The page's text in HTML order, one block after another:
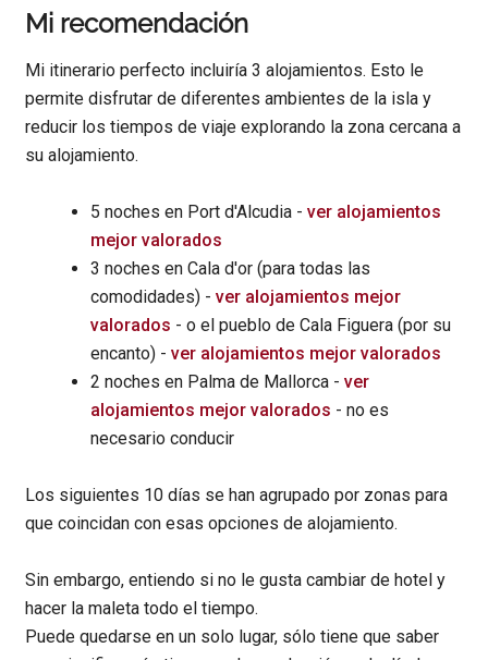
Mi recomendación
Mi itinerario perfecto incluiría 3 alojamientos. Esto le
permite disfrutar de diferentes ambientes de la isla y
reducir los tiempos de viaje explorando la zona cercana a
su alojamiento.
5 noches en Port d'Alcudia -ver alojamientos
mejor valorados
3 noches en Cala d'or (para todas las
comodidades) -ver alojamientos mejor
valorados - o el pueblo de Cala Figuera (por su
encanto) -ver alojamientos mejor valorados
2 noches en Palma de Mallorca -ver
alojamientos mejor valorados - no es
necesario conducir
Los siguientes 10 días se han agrupado por zonas para
que coincidan con esas opciones de alojamiento.
Sin embargo, entiendo si no le gusta cambiar de hotel y
hacer la maleta todo el tiempo.
Puede quedarse en un solo lugar, sólo tiene que saber